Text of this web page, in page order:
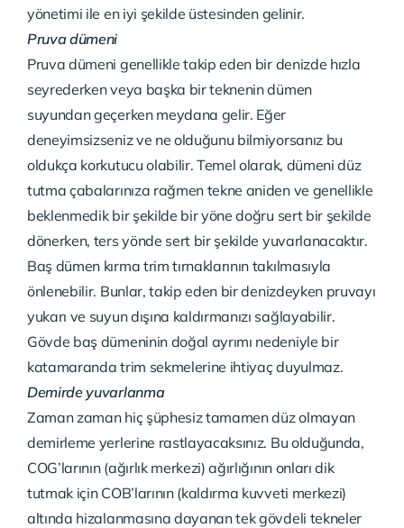
yönetimi ile en iyi şekilde üstesinden gelinir.
Pruva dümeni
Pruva dümeni genellikle takip eden bir denizde hızla
seyrederken veya başka bir teknenin dümen
suyundan geçerken meydana gelir. Eğer
deneyimsizseniz ve ne olduğunu bilmiyorsanız bu
oldukça korkutucu olabilir. Temel olarak, dümeni düz
tutma çabalarınıza rağmen tekne aniden ve genellikle
beklenmedik bir şekilde bir yöne doğru sert bir şekilde
dönerken, ters yönde sert bir şekilde yuvarlanacaktır.
Baş dümen kırma trim tırnaklarının takılmasıyla
önlenebilir. Bunlar, takip eden bir denizdeyken pruvayı
yukarı ve suyun dışına kaldırmanızı sağlayabilir.
Gövde baş dümeninin doğal ayrımı nedeniyle bir
katamaranda trim sekmelerine ihtiyaç duyulmaz.
Demirde yuvarlanma
Zaman zaman hiç şüphesiz tamamen düz olmayan
demirleme yerlerine rastlayacaksınız. Bu olduğunda,
COG’larının (ağırlık merkezi) ağırlığının onları dik
tutmak için COB’larının (kaldırma kuvveti merkezi)
altında hizalanmasına dayanan tek gövdeli tekneler